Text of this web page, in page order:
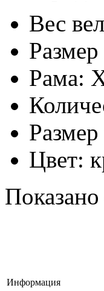
Вес
Размер
Рама:
Цвет:
Информация